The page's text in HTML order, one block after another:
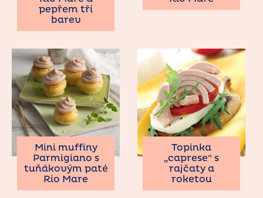
pepřem tří
barev
Mini muffiny
Parmigiano s
tuňákovým paté
Rio Mare
Topinka
„caprese“ s
rajčaty a
roketou